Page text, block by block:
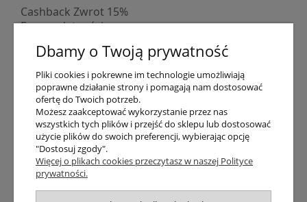
Cashback Zwrot 15%
Formy płatności
Numer konta
PayPo kupujesz, nie płacisz
Progi rabatowe
Promocje
Dostawa
Czas wysyłki
Dostawa
Śledzenie przesyłki GLS
Dbamy o Twoją prywatność
Pliki cookies i pokrewne im technologie umożliwiają
poprawne działanie strony i pomagają nam dostosować
ofertę do Twoich potrzeb.
Możesz zaakceptować wykorzystanie przez nas
wszystkich tych plików i przejść do sklepu lub dostosować
użycie plików do swoich preferencji, wybierając opcję
"Dostosuj zgody".
Więcej o plikach cookies przeczytasz w naszej Polityce
prywatności.